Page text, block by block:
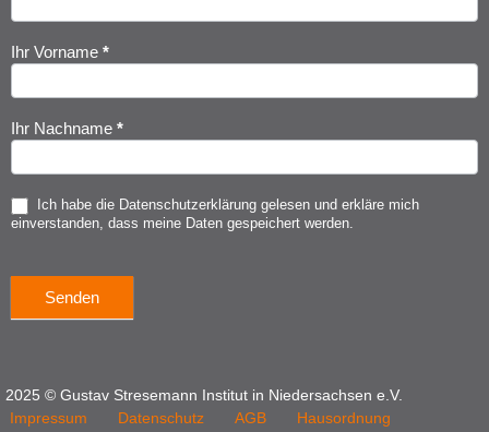
Anmeldung
Ihr Vorname *
Ihr Nachname *
Ich habe die Datenschutzerklärung gelesen und erkläre mich
einverstanden, dass meine Daten gespeichert werden.
Senden
2025 © Gustav Stresemann Institut in Niedersachsen e.V.
Impressum
Datenschutz AGB Hausordnung